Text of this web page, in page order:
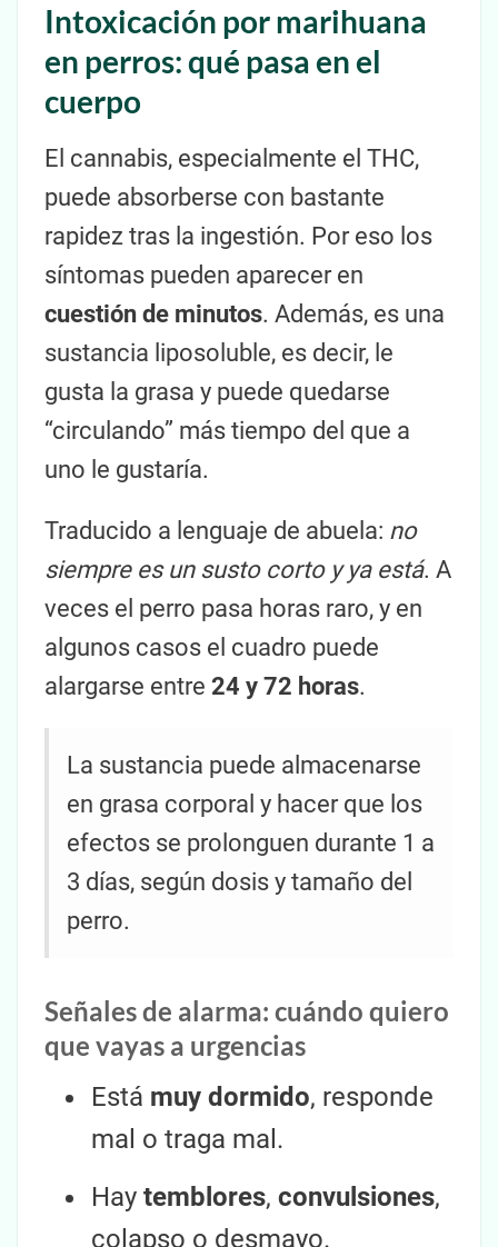
Intoxicación por marihuana
en perros: qué pasa en el
cuerpo
El cannabis, especialmente el THC,
puede absorberse con bastante
rapidez tras la ingestión. Por eso los
síntomas pueden aparecer en
cuestión de minutos. Además, es una
sustancia liposoluble, es decir, le
gusta la grasa y puede quedarse
“circulando” más tiempo del que a
uno le gustaría.
Traducido a lenguaje de abuela: no
siempre es un susto corto y ya está. A
veces el perro pasa horas raro, y en
algunos casos el cuadro puede
alargarse entre 24 y 72 horas.
La sustancia puede almacenarse
en grasa corporal y hacer que los
efectos se prolonguen durante 1 a
3 días, según dosis y tamaño del
perro.
Señales de alarma: cuándo quiero
que vayas a urgencias
Está muy dormido, responde
mal o traga mal.
Hay temblores, convulsiones,
colapso o desmayo.